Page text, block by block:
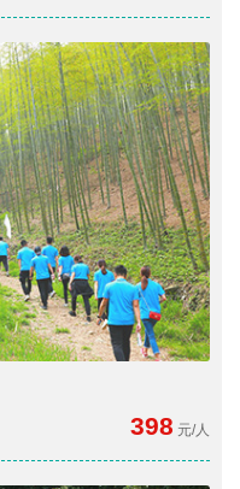
398 元/人